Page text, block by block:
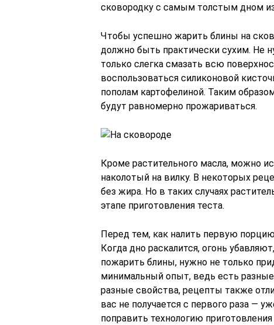
сковородку с самым толстым дном
Чтобы успешно жарить блины на
должно быть практически сухим. Не
только слегка смазать всю
воспользоваться силиконовой
пополам картофелиной. Таким
будут равномерно прожариваться.
Кроме растительного масла, можно
наколотый на вилку. В некоторых
без жира. Но в таких случаях
этапе приготовления теста.
Перед тем, как налить первую
Когда дно раскалится, огонь
пожарить блины, нужно не только
минимальный опыт, ведь есть
разные свойства, рецепты также
вас не получается с первого раза —
поправить технологию